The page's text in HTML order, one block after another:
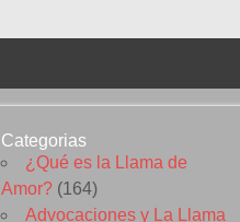
Categorias
¿Qué es la Llama de
Amor? (164)
Advocaciones y La Llama